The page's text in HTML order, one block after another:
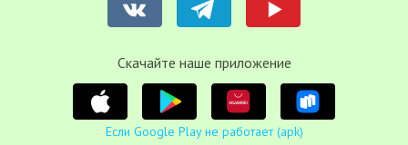
Cкачайте наше приложение
Если Google Play не работает (apk)